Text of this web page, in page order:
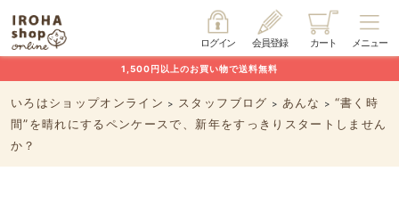
メニュー
カート
会員登録
ログイン
1,500円以上のお買い物で送料無料
いろはショップオンライン > スタッフブログ > あんな > “書く時
間”を晴れにするペンケースで、新年をすっきりスタートしません
か？